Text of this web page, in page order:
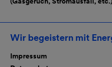
Wir begeistern mit
Impressum